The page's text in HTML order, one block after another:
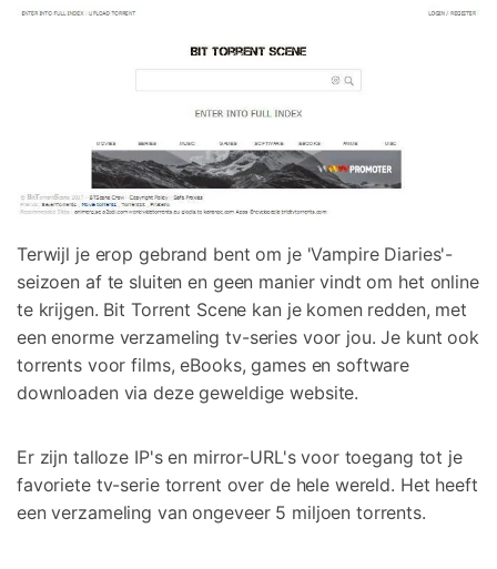
Terwijl je erop gebrand bent om je 'Vampire Diaries'-
seizoen af te sluiten en geen manier vindt om het online
te krijgen. Bit Torrent Scene kan je komen redden, met
een enorme verzameling tv-series voor jou. Je kunt ook
torrents voor films, eBooks, games en software
downloaden via deze geweldige website.
Er zijn talloze IP's en mirror-URL's voor toegang tot je
favoriete tv-serie torrent over de hele wereld. Het heeft
een verzameling van ongeveer 5 miljoen torrents.